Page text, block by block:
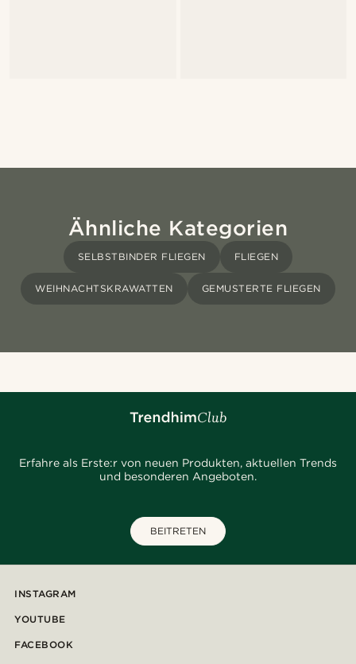
Ähnliche Kategorien
SELBSTBINDER FLIEGEN FLIEGEN
WEIHNACHTSKRAWATTEN GEMUSTERTE FLIEGEN
Erfahre als Erste:r von neuen Produkten, aktuellen Trends
und besonderen Angeboten.
BEITRETEN
INSTAGRAM
YOUTUBE
FACEBOOK